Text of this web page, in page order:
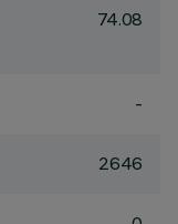
74.08
-
2646